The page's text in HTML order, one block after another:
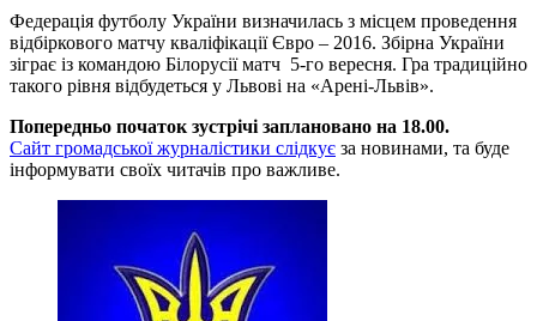
Федерація футболу України визначилась з місцем проведення
відбіркового матчу кваліфікації Євро – 2016. Збірна України
зіграє із командою Білорусії матч 5-го вересня. Гра традиційно
такого рівня відбудеться у Львові на «Арені-Львів».
Попередньо початок зустрічі заплановано на 18.00.
Сайт громадської журналістики слідкує за новинами, та буде
інформувати своїх читачів про важливе.